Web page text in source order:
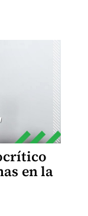
en la